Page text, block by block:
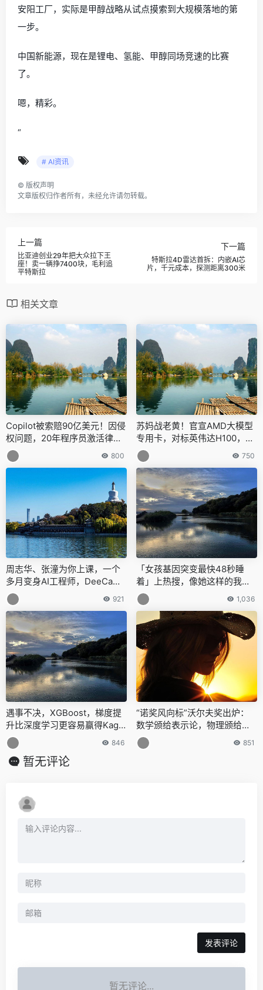
安阳工厂，实际是甲醇战略从试点摸索到大规模落地的第
一步。
中国新能源，现在是锂电、氢能、甲醇同场竞速的比赛
了。
嗯，精彩。
“
# AI资讯
© 版权声明
文章版权归作者所有，未经允许请勿转载。
上一篇
比亚迪创业29年把大众拉下王
座！卖一辆挣7400块，毛利追
平特斯拉
下一篇
特斯拉4D雷达首拆：内嵌AI芯
片，千元成本，探测距离300米
相关文章
Copilot被索赔90亿美元！因侵
权问题，20年程序员激活律师
证对其发起集体起诉
800
苏妈战老黄！官宣AMD大模型
专用卡，对标英伟达H100，可
跑更大模型
750
周志华、张潼为你上课，一个
多月变身AI工程师，DeeCamp
开始报名
921
「女孩基因突变最快48秒睡
着」上热搜，像她这样的我国
还有70万人，网友：给我也整
一个
1,036
遇事不决，XGBoost，梯度提
升比深度学习更容易赢得Kaggl
e竞赛
846
“诺奖风向标”沃尔夫奖出炉：
数学颁给表示论，物理颁给激
光
851
暂无评论
发表评论
暂无评论...